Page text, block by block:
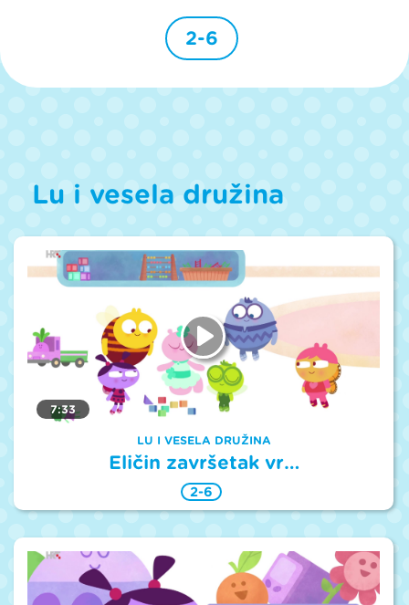
2-6
Lu i vesela družina
7:33
LU I VESELA DRUŽINA
Eličin završetak vr…
2-6